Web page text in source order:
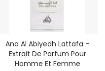
Ana Al Abiyedh Lattafa -
Extrait De Parfum Pour
Homme Et Femme